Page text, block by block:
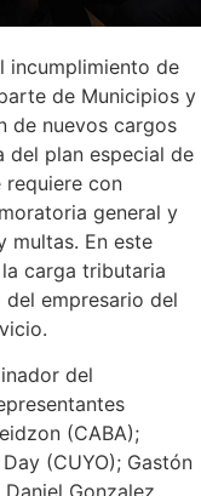
incumplimiento de
de Municipios y
de nuevos cargos
del plan especial de
requiere con
general y
multas. En este
carga tributaria
empresario del
del
(CABA);
(CUYO); Gastón
Gonzalez